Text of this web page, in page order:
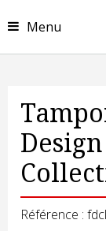
Menu
Design
Référence :